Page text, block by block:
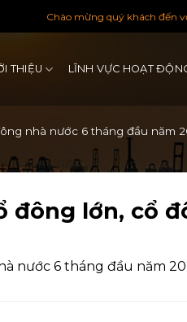
Chào mừng quý khách đến
THIỆU LĨNH VỰC HOẠT
nhà nước 6 tháng đầu năm
đông lớn, cổ
nước 6 tháng đầu năm